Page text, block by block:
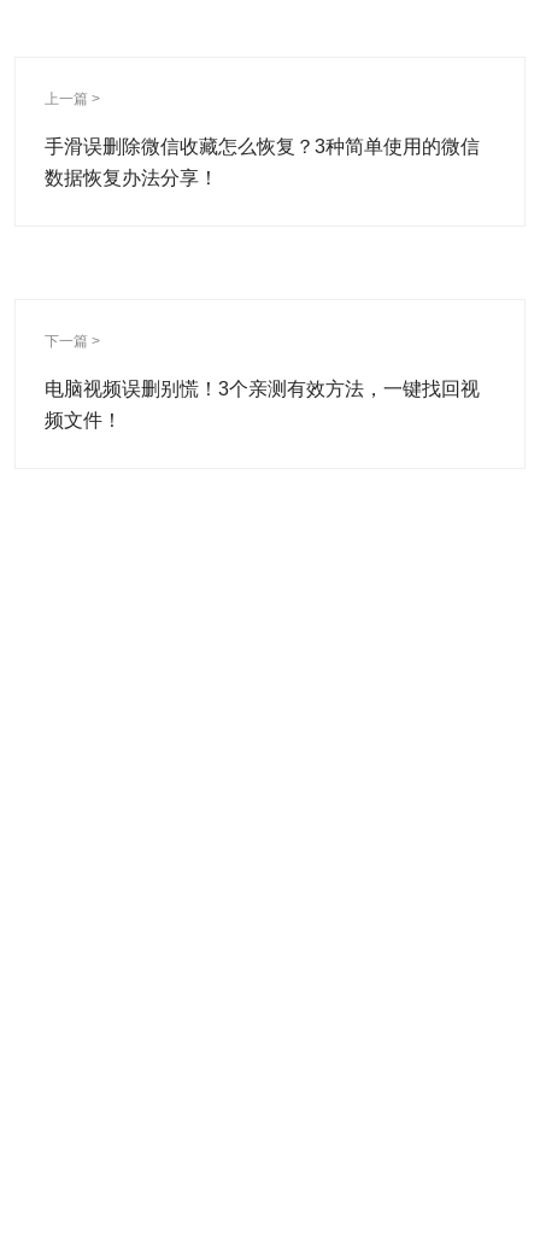
上一篇 >
手滑误删除微信收藏怎么恢复？3种简单使用的微信
数据恢复办法分享！
下一篇 >
电脑视频误删别慌！3个亲测有效方法，一键找回视
频文件！